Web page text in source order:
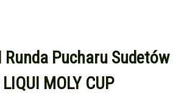
Pucharu Sudetów
MOLY CUP